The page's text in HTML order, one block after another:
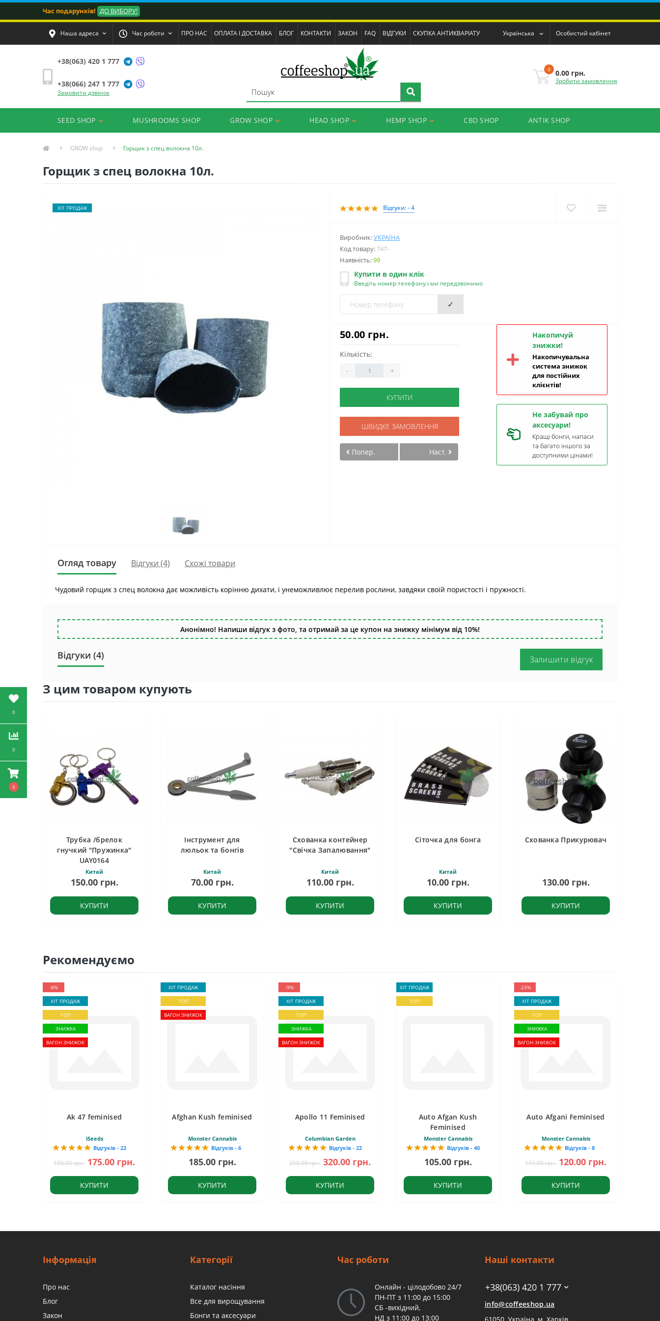
0
0
0
Час подарунків! ДО ВИБОРУ!
Наша адреса Час роботи ПРО НАС ОПЛАТА І ДОСТАВКА БЛОГ КОНТАКТИ ЗАКОН FAQ ВІДГУКИ СКУПКА АНТИКВАРІАТУ Українська Особистий кабінет
+38(063) 420 1 777
+38(066) 247 1 777
Замовити дзвінок
0 0.00 грн.
Зробити замовлення
SEED SHOP MUSHROOMS SHOP GROW SHOP HEAD SHOP HEMP SHOP CBD SHOP ANTIK SHOP
GROW shop Горщик з спец волокна 10л.
Горщик з спец волокна 10л.
ХІТ ПРОДАЖ Відгуки: - 4
Виробник:УКРАЇНА
Код товару:747-
Наявність:99
Купити в один клік
Введіть номер телефону і ми передзвонимо
✓
50.00 грн.
Кількість:
- +
КУПИТИ
ШВИДКЕ ЗАМОВЛЕННЯ
Попер. Наст.
Накопичуй
знижки!
Накопичувальна
система знижок
для постійних
клієнтів!
Не забувай про
аксесуари!
Кращі бонги, напаси
та багато іншого за
доступними цінами!
Огляд товару Відгуки (4) Схожі товари
Чудовий горщик з спец волокна дає можливість корінню дихати, і унеможливлює перелив рослини, завдяки своїй пористості і пружності.
Анонімно! Напиши відгук з фото, та отримай за це купон на знижку мінімум від 10%!
Відгуки (4) Залишити відгук
З цим товаром купують
Трубка /брелок
гнучкий "Пружинка"
UAY0164
Китай
150.00 грн.
КУПИТИ
Інструмент для
люльок та бонгів
Китай
70.00 грн.
КУПИТИ
Схованка контейнер
"Свічка Запалювання"
Китай
110.00 грн.
КУПИТИ
Сіточка для бонга
Китай
10.00 грн.
КУПИТИ
Схованка Прикурювач
130.00 грн.
КУПИТИ
Рекомендуємо
-8%
ХІТ ПРОДАЖ
ТОП
ЗНИЖКА
ВАГОН ЗНИЖОК
Ak 47 feminised
iSeeds
Відгуків - 22
190.00 грн. 175.00 грн.
КУПИТИ
ХІТ ПРОДАЖ
ТОП
ВАГОН ЗНИЖОК
Afghan Kush feminised
Monster Cannabis
Відгуків - 6
185.00 грн.
КУПИТИ
-9%
ХІТ ПРОДАЖ
ТОП
ЗНИЖКА
ВАГОН ЗНИЖОК
Apollo 11 Feminised
Columbian Garden
Відгуків - 22
350.00 грн. 320.00 грн.
КУПИТИ
ХІТ ПРОДАЖ
ТОП
Auto Afgan Kush
Feminised
Monster Cannabis
Відгуків - 40
105.00 грн.
КУПИТИ
-23%
ХІТ ПРОДАЖ
ТОП
ЗНИЖКА
ВАГОН ЗНИЖОК
Auto Afgani Feminised
Monster Cannabis
Відгуків - 8
155.00 грн. 120.00 грн.
КУПИТИ
Інформація
Про нас
Блог
Закон
Категорії
Каталог насіння
Все для вирощування
Бонги та аксесуари
Час роботи
Онлайн - цілодобово 24/7
ПН-ПТ з 11:00 до 15:00
СБ -вихідний,
НД з 11:00 до 13:00
Наші контакти
+38(063) 420 1 777
info@coffeeshop.ua